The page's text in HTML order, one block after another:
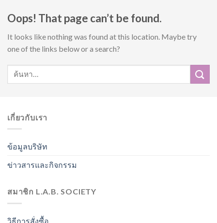
Oops! That page can’t be found.
It looks like nothing was found at this location. Maybe try
one of the links below or a search?
เกี่ยวกับเรา
ข้อมูลบริษัท
ข่าวสารและกิจกรรม
สมาชิก L.A.B. SOCIETY
วิธีการสั่งซื้อ